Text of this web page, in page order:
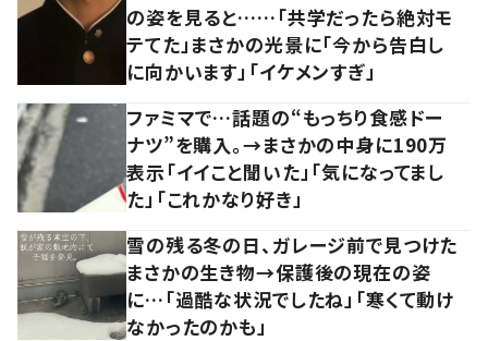
の姿を見ると……「共学だったら絶対モ
テてた」まさかの光景に「今から告白し
に向かいます」「イケメンすぎ」
ファミマで…話題の“もっちり食感ドー
ナツ”を購入。→まさかの中身に190万
表示「イイこと聞いた」「気になってまし
た」「これかなり好き」
雪の残る冬の日、ガレージ前で見つけた
まさかの生き物→保護後の現在の姿
に…「過酷な状況でしたね」「寒くて動け
なかったのかも」